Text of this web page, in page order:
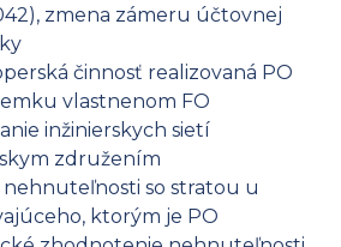
zmena zámeru účtovnej
činnosť realizovaná PO
vlastnenom FO
inžinierskych sietí
združením
nehnuteľnosti so stratou u
ktorým je PO